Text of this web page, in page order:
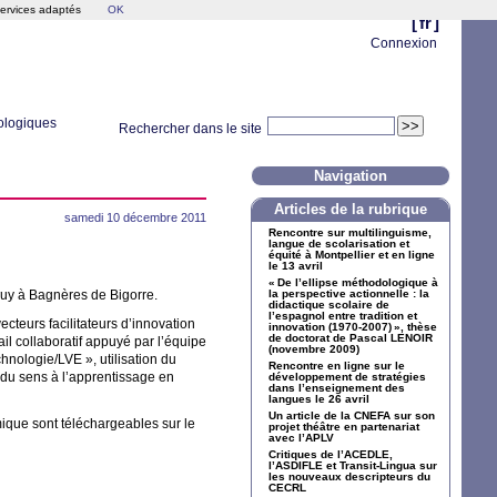
[ fr ]
Connexion
Rechercher dans le site
samedi 10 décembre 2011
à Bagnères de Bigorre.
facilitateurs d’innovation
collaboratif appuyé par l’équipe
LVE », utilisation du
sens à l’apprentissage en
sont téléchargeables sur le
Navigation
Articles de la rubrique
Rencontre sur multilinguisme,
langue de scolarisation et
équité à Montpellier et en ligne
le 13 avril
« De l’ellipse méthodologique à
la perspective actionnelle : la
didactique scolaire de
l’espagnol entre tradition et
innovation (1970-2007)», thèse
de doctorat de Pascal LENOIR
(novembre 2009)
Rencontre en ligne sur le
développement de stratégies
dans l’enseignement des
langues le 26 avril
Un article de la CNEFA sur son
projet théâtre en partenariat
avec l’APLV
Critiques de l’ACEDLE
l’ASDIFLE et Transit-Lingua sur
les nouveaux descripteurs du
CECRL
adaptés OK